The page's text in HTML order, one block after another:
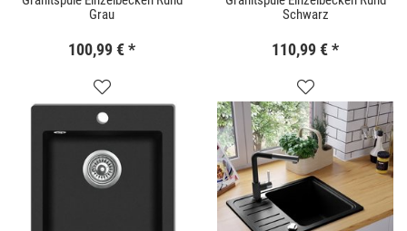
Grau
100,99 €*
Schwarz
110,99 €*